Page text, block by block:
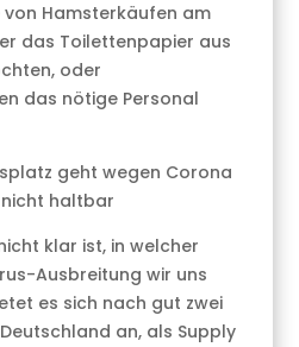
von Hamsterkäufen am
das Toilettenpapier aus
oder
das nötige Personal
geht wegen Corona
nicht haltbar
klar ist, in welcher
Ausbreitung wir uns
es sich nach gut zwei
an, als Supply